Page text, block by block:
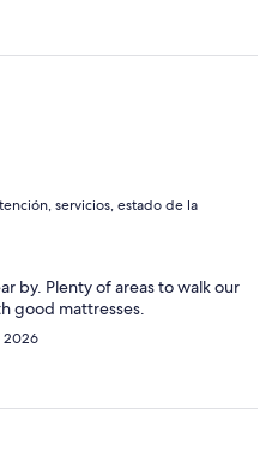
servicios, estado de la
by. Plenty of areas to walk our
good mattresses.
2026